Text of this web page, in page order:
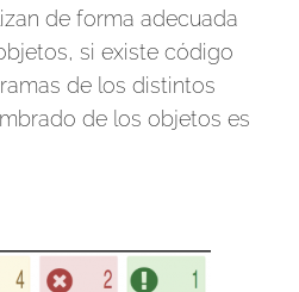
de forma adecuada
si existe código
de los distintos
de los objetos es